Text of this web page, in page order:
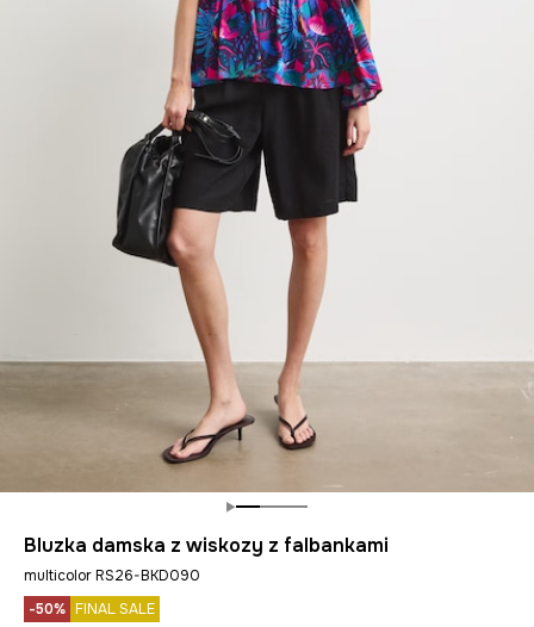
Bluzka damska z wiskozy z falbankami
multicolor RS26-BKD090
-50% FINAL SALE